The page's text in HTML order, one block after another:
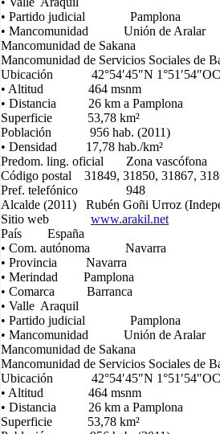
• Partido judicial Pamplona
• Mancomunidad Unión de Aralar
Mancomunidad de Sakana
Mancomunidad de Servicios Sociales de
Ubicación 42°54′45″N
• Altitud 464 msnm
• Distancia 26 km a Pamplona
Superficie 53,78 km²
Población 956 hab. (2011)
• Densidad 17,78 hab./km²
Predom. ling. oficial Zona vascófona
Código postal 31849, 31850, 31867,
Pref. telefónico 948
Alcalde (2011) Rubén Goñi Urroz
Sitio web www.arakil.net
País España
• Com. autónoma Navarra
• Provincia Navarra
• Merindad Pamplona
• Comarca Barranca
• Valle Araquil
• Partido judicial Pamplona
• Mancomunidad Unión de Aralar
Mancomunidad de Sakana
Mancomunidad de Servicios Sociales de
Ubicación 42°54′45″N
• Altitud 464 msnm
• Distancia 26 km a Pamplona
Superficie 53,78 km²